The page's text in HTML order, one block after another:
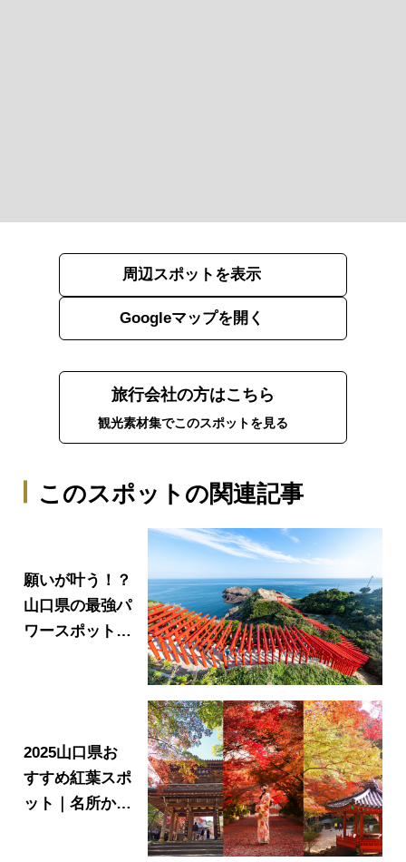
このスポットの関連記事
願いが叶う！？
山口県の最強パ
ワースポット
2025山口県お
すすめ紅葉スポ
ット｜名所から
周辺スポットを表示
Googleマップを開く
旅行会社の方はこちら
観光素材集でこのスポットを見る